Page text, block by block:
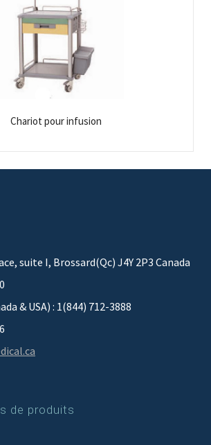
Chariot pour infusion
suite I, Brossard(Qc) J4Y 2P3 Canada
& USA) : 1(844) 712-3888
de produits